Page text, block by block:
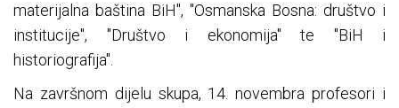
materijalna baština BiH", "Osmanska Bosna: društvo i
institucije", "Društvo i ekonomija" te "BiH i
historiografija".
Na završnom dijelu skupa, 14. novembra profesori i